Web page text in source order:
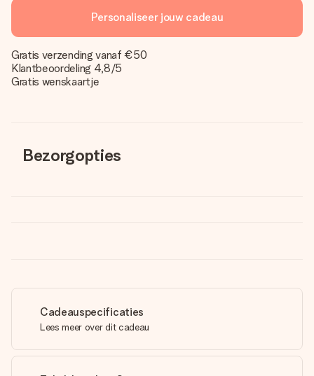
Personaliseer jouw cadeau
Gratis verzending vanaf €50
Klantbeoordeling 4,8/5
Gratis wenskaartje
Bezorgopties
Cadeauspecificaties
Lees meer over dit cadeau